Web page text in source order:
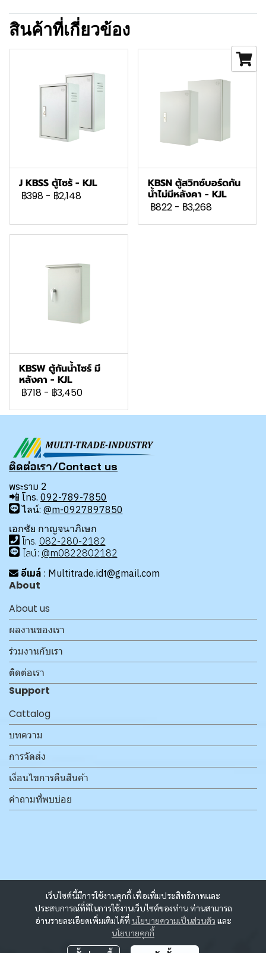
สินค้าที่เกี่ยวข้อง
J KBSS ตู้ไซร้ - KJL
฿398 - ฿2,148
KBSN ตู้สวิทซ์บอร์ดกัน
น้ำไม่มีหลังคา - KJL
฿822 - ฿3,268
KBSW ตู้กันน้ำไซร์ มี
หลังคา - KJL
฿718 - ฿3,450
เว็บไซต์นี้มีการใช้งานคุกกี้ เพื่อเพิ่มประสิทธิภาพและ
ประสบการณ์ที่ดีในการใช้งานเว็บไซต์ของท่าน ท่านสามารถ
อ่านรายละเอียดเพิ่มเติมได้ที่ นโยบายความเป็นส่วนตัว และ
นโยบายคุกกี้
ติดต่อเรา/Contact us
พระราม 2
📲 โทร. 092-789-7850
ไลน์: @m-0927897850
เอกชัย กาญจนาภิเษก
โทร. 082-280-2182
ไลน์: @m0822802182
อีเมล์ : Multitrade.idt@gmail.com
About
About us
ผลงานของเรา
ร่วมงานกับเรา
ติดต่อเรา
Support
Cattalog
บทความ
การจัดส่ง
เงื่อนไขการคืนสินค้า
คำถามที่พบบ่อย